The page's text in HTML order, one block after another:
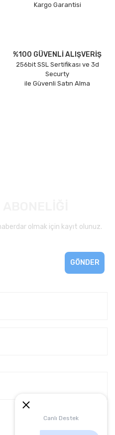
Canlı Destek
Kargo Garantisi
%100 GÜVENLİ ALIŞVERİŞ
256bit SSL Sertifikası ve 3d
Securty
ile Güvenli Satın Alma
olmak için kayıt olunuz.
GÖNDER